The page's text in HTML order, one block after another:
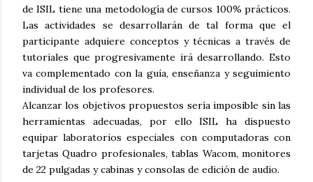
de ISIL tiene una metodología de cursos 100% prácticos.
Las actividades se desarrollarán de tal forma que el
participante adquiere conceptos y técnicas a través de
tutoriales que progresivamente irá desarrollando. Esto
va complementado con la guía, enseñanza y seguimiento
individual de los profesores.
Alcanzar los objetivos propuestos sería imposible sin las
herramientas adecuadas, por ello ISIL ha dispuesto
equipar laboratorios especiales con computadoras con
tarjetas Quadro profesionales, tablas Wacom, monitores
de 22 pulgadas y cabinas y consolas de edición de audio.